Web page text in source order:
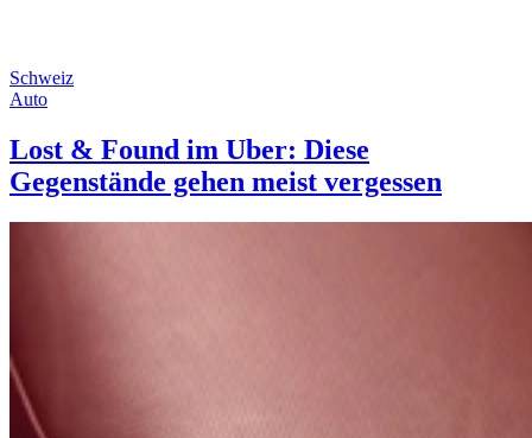
Schweiz
Auto
Lost & Found im Uber: Diese
Gegenstände gehen meist vergessen